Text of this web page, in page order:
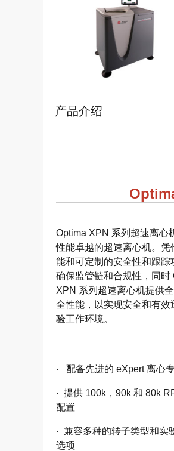
产品介绍
Optima XPN 系列超速离心
性能卓越的超速离心机。凭
能和可定制的安全性和跟踪
确保监管链和合规性，同时
XPN 系列超速离心机提供
全性能，以实现安全和有效
验工作环境。
· 配备先进的 eXpert 离心
· 提供 100k，90k 和 80k
配置
· 兼容多种的转子类型和实
选项